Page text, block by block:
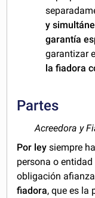
y
garantía
garantizar
la fiadora
Partes
Acreedora y
Por ley siempre
persona o
obligación
fiadora, que es la